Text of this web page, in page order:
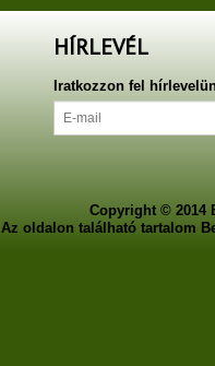
HÍRLEVÉL
Iratkozzon fel
Copyright © 2014
Az oldalon található tartalom